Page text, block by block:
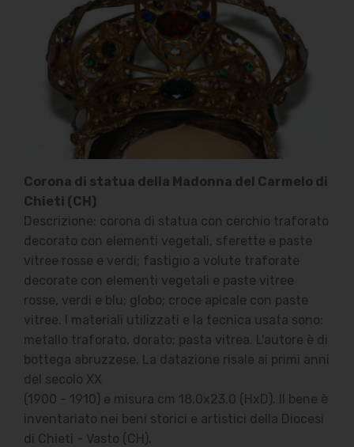
Corona di statua della Madonna del Carmelo di
Chieti (CH)
Descrizione: corona di statua con cerchio traforato
decorato con elementi vegetali, sferette e paste
vitree rosse e verdi; fastigio a volute traforate
decorate con elementi vegetali e paste vitree
rosse, verdi e blu; globo; croce apicale con paste
vitree. I materiali utilizzati e la tecnica usata sono:
metallo traforato, dorato; pasta vitrea. L'autore è di
bottega abruzzese. La datazione risale ai primi anni
del secolo XX
(1900 - 1910) e misura cm 18.0x23.0 (HxD). Il bene è
inventariato nei beni storici e artistici della Diocesi
di Chieti - Vasto (CH).